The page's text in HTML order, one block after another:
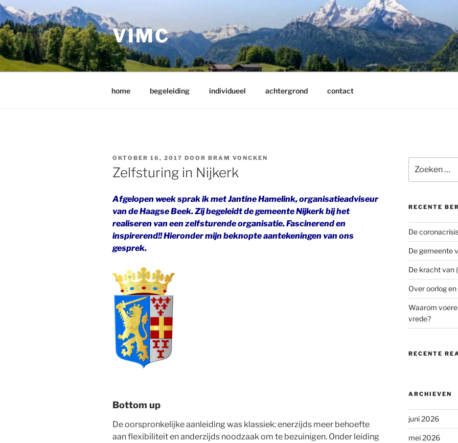
Ga
naar
de
inhoud
VIMC
home begeleiding individueel achtergrond contact
GEPLAATST
OP
OKTOBER 16, 2017 DOOR BRAM VONCKEN
Zelfsturing in Nijkerk
Afgelopen week sprak ik met Jantine Hamelink, organisatieadviseur
van de Haagse Beek. Zij begeleidt de gemeente Nijkerk bij het
realiseren van een zelfsturende organisatie. Fascinerend en
inspirerend!! Hieronder mijn beknopte aantekeningen van ons
gesprek.
Bottom up
De oorspronkelijke aanleiding was klassiek: enerzijds meer behoefte
aan flexibiliteit en anderzijds noodzaak om te bezuinigen. Onder leiding
naar:
RECENTE
De
De gemeente
De kracht van
Over oorlog
Waarom
vrede?
RECENTE
ARCHIEVEN
juni 2026
mei 2026